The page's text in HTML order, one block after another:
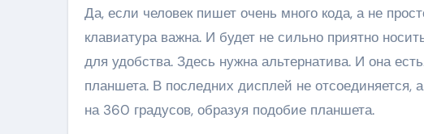
Да, если человек пишет очень много кода, а не
клавиатура важна. И будет не сильно приятно
для удобства. Здесь нужна альтернатива. И она
планшета. В последних дисплей не отсоединяется,
на 360 градусов, образуя подобие планшета.